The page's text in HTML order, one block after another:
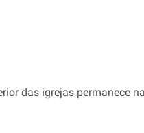
das igrejas permanece